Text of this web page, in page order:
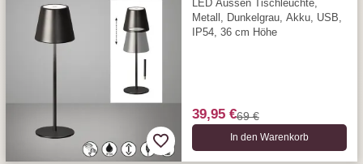
LED Aussen Tischleuchte,
Metall, Dunkelgrau, Akku, USB,
IP54, 36 cm Höhe
39,95 €69 €
In den Warenkorb